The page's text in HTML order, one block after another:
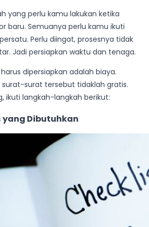
yang perlu kamu lakukan ketika
baru. Semuanya perlu kamu ikuti
Perlu diingat, prosesnya tidak
Jadi persiapkan waktu dan tenaga.
dipersiapkan adalah biaya.
surat-surat tersebut tidaklah gratis.
ikuti langkah-langkah berikut:
yang Dibutuhkan